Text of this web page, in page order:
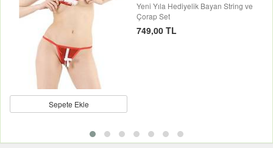
Sepete Ekle
Yeni Yıla Hediyelik Bayan String ve
Çorap Set
749,00 TL